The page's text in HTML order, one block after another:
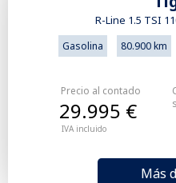
R-Line 1.5 TSI
Gasolina 80.900 km
Precio al contado
IVA incluido
29.995 €
Más